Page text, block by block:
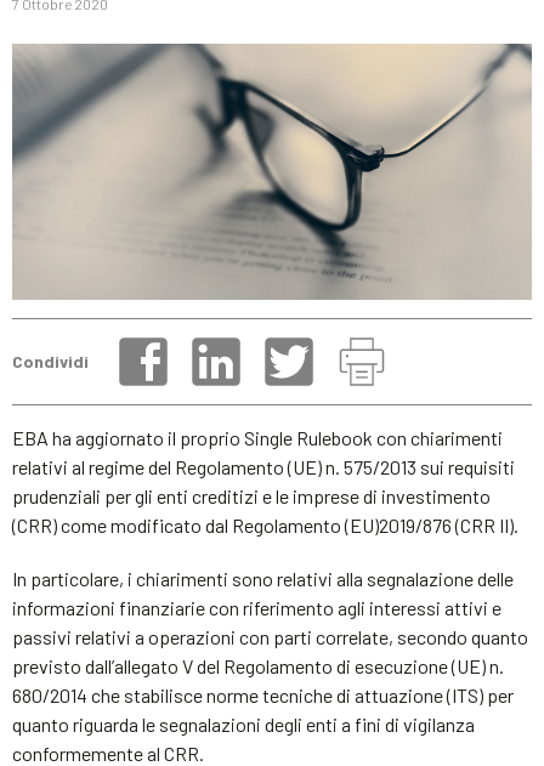
7 Ottobre 2020
Condividi
EBA ha aggiornato il proprio Single Rulebook con chiarimenti
relativi al regime del Regolamento (UE) n. 575/2013 sui requisiti
prudenziali per gli enti creditizi e le imprese di investimento
(CRR) come modificato dal Regolamento (EU)2019/876 (CRR II).
In particolare, i chiarimenti sono relativi alla segnalazione delle
informazioni finanziarie con riferimento agli interessi attivi e
passivi relativi a operazioni con parti correlate, secondo quanto
previsto dall’allegato V del Regolamento di esecuzione (UE) n.
680/2014 che stabilisce norme tecniche di attuazione (ITS) per
quanto riguarda le segnalazioni degli enti a fini di vigilanza
conformemente al CRR.